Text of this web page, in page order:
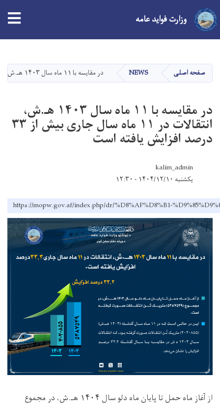
main
content
وزارت فواید عامه
صفحه اصلی NEWS در مقایسه با ۱۱ ماه سال ۱۴۰۳ هـ.ش، انتقالات در ۱۱ ماه سال جاری بیش از ۳۳ درصد افزایش یافته است
در مقایسه با ۱۱ ماه سال ۱۴۰۳ هـ.ش،
انتقالات در ۱۱ ماه سال جاری بیش از ۳۳
درصد افزایش یافته است
kalim_admin
یکشنبه ۱۴۰۴/۱۲/۱۰ - ۱۲:۳۰
https://mopw.gov.af/index.php/dr/%D8%AF%D8%B1-
از آغاز ماه حمل تا پایان ماه دلو سال ۱۴۰۴ هـ.ش، در مجموع